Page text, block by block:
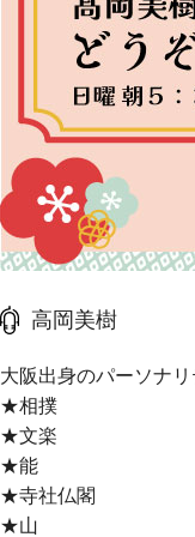
高岡美樹
大阪出身のパーソナ
★相撲
★文楽
★能
★寺社仏閣
★山